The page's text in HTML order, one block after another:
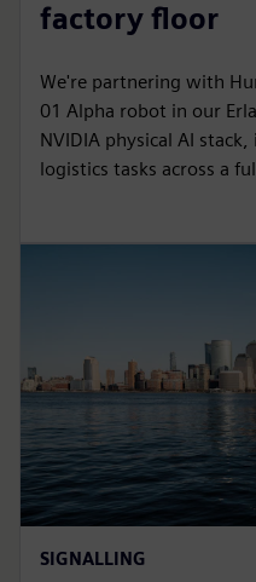
factory floor
We're partnering with
01 Alpha robot in our
NVIDIA physical AI
logistics tasks across a
SIGNALLING